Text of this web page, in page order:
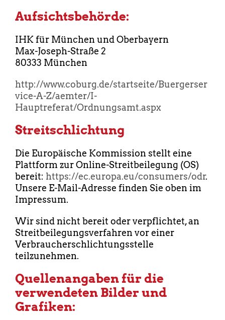
Aufsichtsbehörde:
IHK für München und Oberbayern
Max-Joseph-Straße 2
80333 München
http://www.coburg.de/startseite/Buergerser
vice-A-Z/aemter/I-
Hauptreferat/Ordnungsamt.aspx
Streitschlichtung
Die Europäische Kommission stellt eine
Plattform zur Online-Streitbeilegung (OS)
bereit: https://ec.europa.eu/consumers/odr.
Unsere E-Mail-Adresse finden Sie oben im
Impressum.
Wir sind nicht bereit oder verpflichtet, an
Streitbeilegungsverfahren vor einer
Verbraucherschlichtungsstelle
teilzunehmen.
Quellenangaben für die
verwendeten Bilder und
Grafiken: